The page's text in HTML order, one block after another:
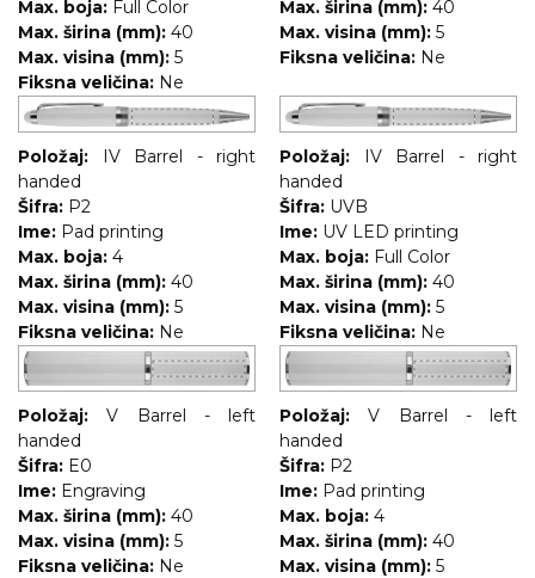
Max. boja: Full Color
Max. širina (mm): 40
Max. visina (mm): 5
Fiksna veličina: Ne
Max. širina (mm): 40
Max. visina (mm): 5
Fiksna veličina: Ne
Položaj:
IV Barrel - right
handed
Šifra: P2
Ime: Pad printing
Max. boja: 4
Max. širina (mm): 40
Max. visina (mm): 5
Fiksna veličina: Ne
Položaj:
IV Barrel - right
handed
Šifra: UVB
Ime: UV LED printing
Max. boja: Full Color
Max. širina (mm): 40
Max. visina (mm): 5
Fiksna veličina: Ne
Položaj:
V Barrel - left
handed
Šifra: E0
Ime: Engraving
Max. širina (mm): 40
Max. visina (mm): 5
Fiksna veličina: Ne
Položaj:
V Barrel - left
handed
Šifra: P2
Ime: Pad printing
Max. boja: 4
Max. širina (mm): 40
Max. visina (mm): 5